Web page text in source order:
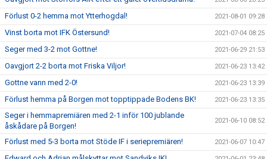
Förlust 0-2 hemma mot Ytterhogdal! 2021-08-01 09:28
Vinst borta mot IFK Östersund! 2021-07-04 08:25
Seger med 3-2 mot Gottne! 2021-06-29 21:53
Oavgjort 2-2 borta mot Friska Viljor! 2021-06-23 13:42
Gottne vann med 2-0! 2021-06-23 13:39
Förlust hemma på Borgen mot topptippade Bodens BK! 2021-06-23 13:35
Seger i hemmapremiären med 2-1 inför 100 jublande
åskådare på Borgen!
2021-06-10 08:52
Förlust med 5-3 borta mot Stöde IF i seriepremiären! 2021-06-07 10:47